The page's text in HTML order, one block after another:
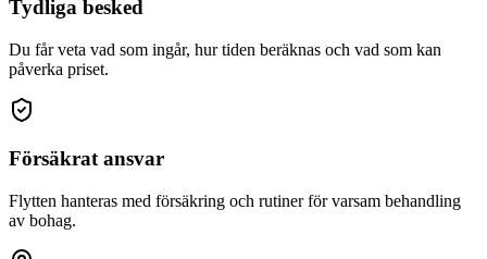
Tydliga besked
Du får veta vad som ingår, hur tiden beräknas och vad som kan
påverka priset.
Försäkrat ansvar
Flytten hanteras med försäkring och rutiner för varsam behandling
av bohag.